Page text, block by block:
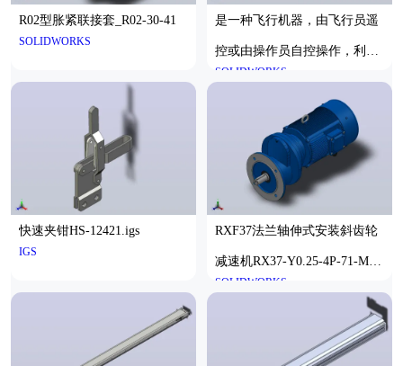
R02型胀紧联接套_R02-30-41
SOLIDWORKS
是一种飞行机器，由飞行员遥
控或由操作员自控操作，利用
空气动力学定律提升自身，可
重复使用，能够携带武器和其
他有效载荷。这种无人机的最
大用途是在军事领域，但它也
用于自由和公开进行的地理、
摄影和摄像领域
SOLIDWORKS
快速夹钳HS-12421.igs
IGS
RXF37法兰轴伸式安装斜齿轮
减速机RX37-Y0.25-4P-71-M1-
0°-Φ160
SOLIDWORKS